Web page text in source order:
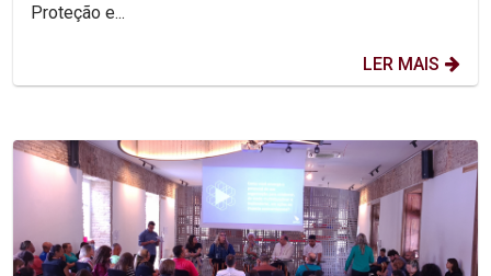
Proteção e...
LER MAIS